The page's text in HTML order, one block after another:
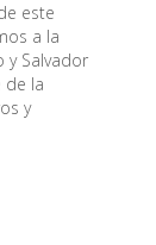
este
a la
y Salvador
de la
y